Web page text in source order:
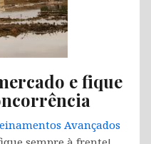
e fique
Avançados